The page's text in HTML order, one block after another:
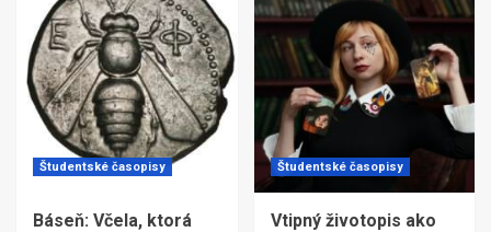
Študentské časopisy
Báseň: Včela, ktorá
Študentské časopisy
Vtipný životopis ako